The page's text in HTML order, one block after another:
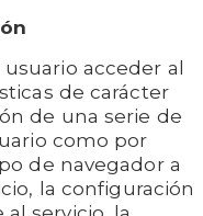
acceder al
de carácter
de una serie de
como por
de navegador a
la configuración